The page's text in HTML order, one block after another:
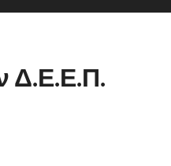
Δ.Ε.Ε.Π.